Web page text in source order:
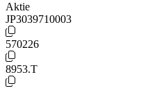
Aktie
JP3039710003
570226
8953.T